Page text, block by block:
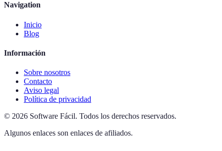
Navigation
Inicio
Blog
Información
Sobre nosotros
Contacto
Aviso legal
Política de privacidad
© 2026 Software Fácil. Todos los derechos reservados.
Algunos enlaces son enlaces de afiliados.